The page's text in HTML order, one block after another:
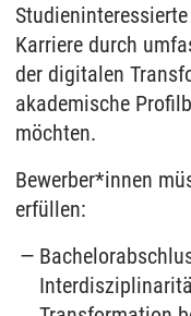
Karriere durch
der digitalen
akademische
möchten.
Bewerber*innen
erfüllen: